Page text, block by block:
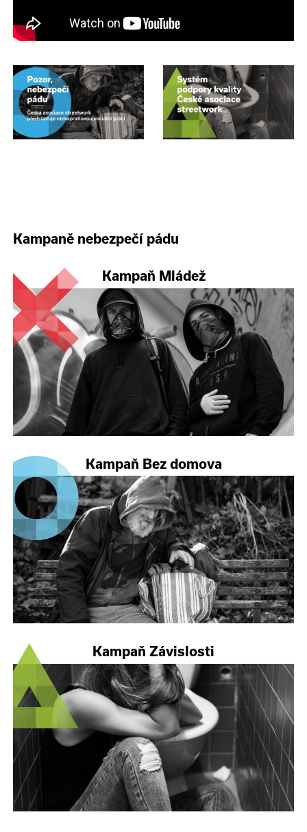
Kampaně nebezpečí pádu
Kampaň Mládež
Kampaň Bez domova
Kampaň Závislosti